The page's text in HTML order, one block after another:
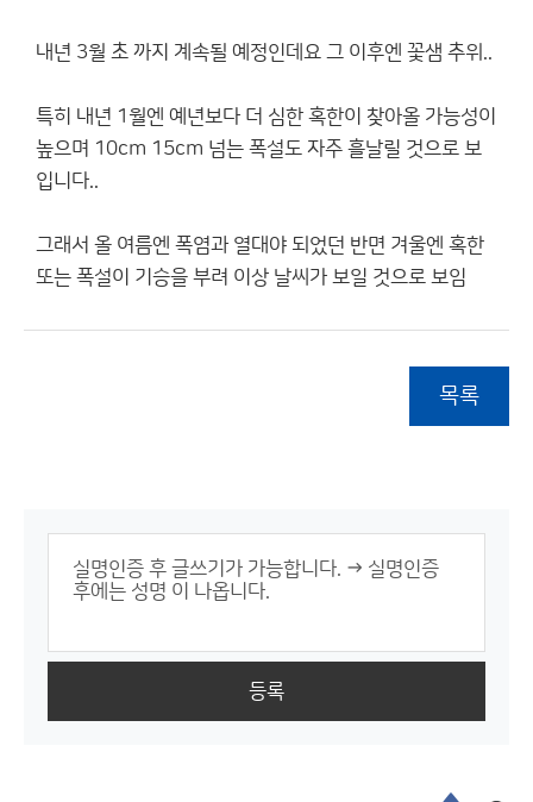
내년 3월 초 까지 계속될 예정인데요 그 이후엔 꽃샘 추위..
특히 내년 1월엔 예년보다 더 심한 혹한이 찾아올 가능성이
높으며 10cm 15cm 넘는 폭설도 자주 흘날릴 것으로 보
입니다..
그래서 올 여름엔 폭염과 열대야 되었던 반면 겨울엔 혹한
또는 폭설이 기승을 부려 이상 날씨가 보일 것으로 보임
목록
등록